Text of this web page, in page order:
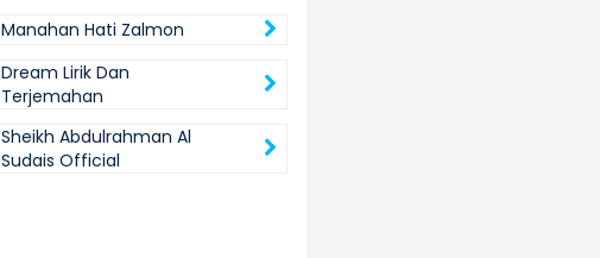
Manahan Hati Zalmon
Dream Lirik Dan
Terjemahan
Sheikh Abdulrahman Al
Sudais Official